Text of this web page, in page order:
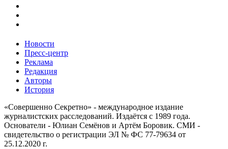
Новости
Пресс-центр
Реклама
Редакция
Авторы
История
«Совершенно Секретно» - международное издание
журналистских расследований. Издаётся с 1989 года.
Основатели - Юлиан Семёнов и Артём Боровик. CМИ -
свидетельство о регистрации ЭЛ № ФС 77-79634 от
25.12.2020 г.